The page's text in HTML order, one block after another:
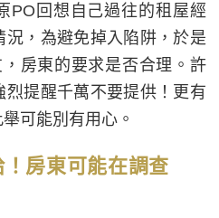
PO回想自己過往的租屋經
況，為避免掉入陷阱，於是
房東的要求是否合理。許
烈提醒千萬不要提供！更有
可能別有用心。
房東可能在調查